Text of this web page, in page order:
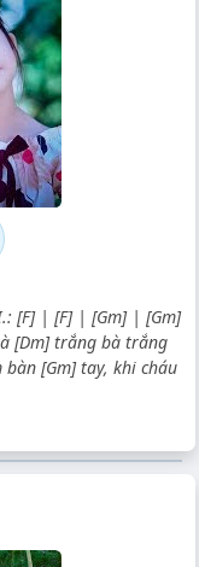
I.: [F] | [F] | [Gm] | [Gm]
[Dm] trắng bà trắng
bàn [Gm] tay, khi cháu